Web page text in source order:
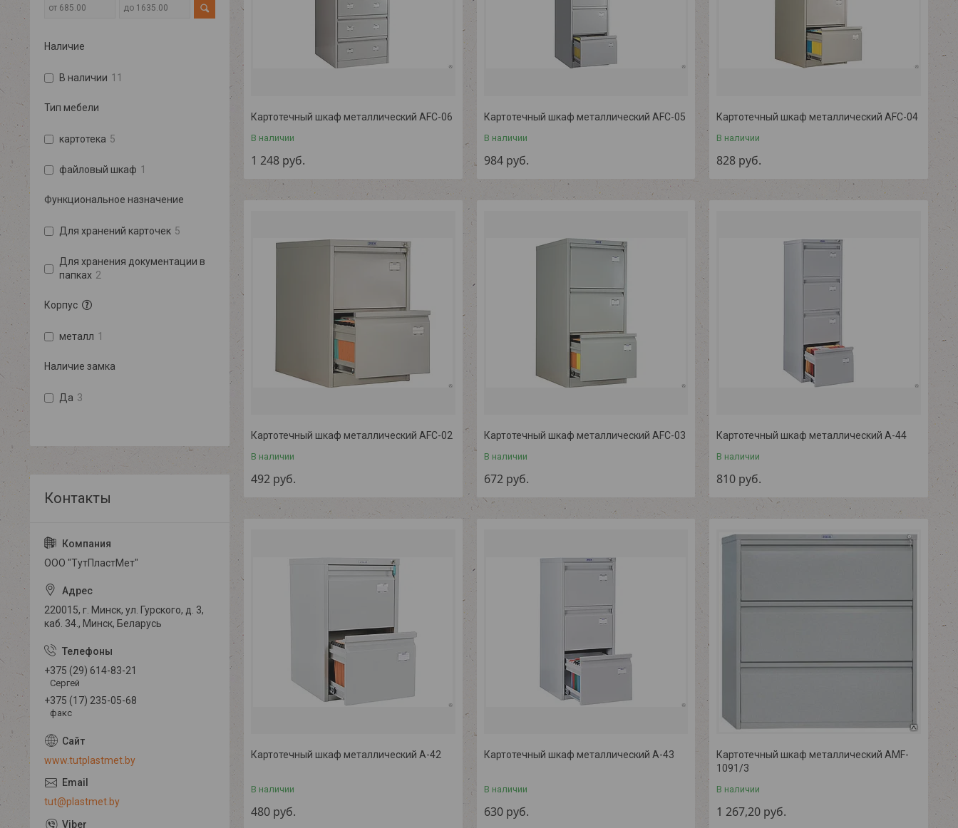
Картотечный шкаф металлический AFC-06
В наличии
1 248 руб.
Картотечный шкаф металлический AFC-05
В наличии
984 руб.
Картотечный шкаф металлический AFC-04
В наличии
828 руб.
Картотечный шкаф металлический AFC-02
В наличии
492 руб.
Картотечный шкаф металлический AFC-03
В наличии
672 руб.
Картотечный шкаф металлический A-44
В наличии
810 руб.
Картотечный шкаф металлический A-42
В наличии
480 руб.
Картотечный шкаф металлический A-43
В наличии
630 руб.
Картотечный шкаф металлический AMF-
1091/3
В наличии
1 267,20 руб.
Наличие
В наличии 11
Тип мебели
картотека 5
файловый шкаф 1
Функциональное назначение
Для хранений карточек 5
Для хранения документации в
папках 2
Корпус
металл 1
Наличие замка
Да 3
ООО "ТутПластМет"
220015, г. Минск, ул. Гурского, д. 3,
каб. 34., Минск, Беларусь
+375 (29) 614-83-21
Сергей
+375 (17) 235-05-68
факс
www.tutplastmet.by
tut@plastmet.by